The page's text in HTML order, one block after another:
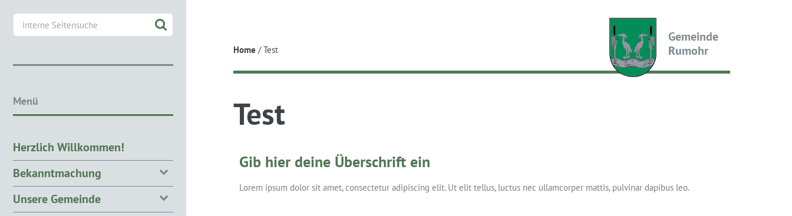
Home /Test
Gemeinde
Rumohr
Test
Gib hier deine Überschrift ein
Lorem ipsum dolor sit amet, consectetur adipiscing elit. Ut elit tellus, luctus nec ullamcorper mattis, pulvinar dapibus leo.
Menü
Herzlich Willkommen!
Bekanntmachung
Unsere Gemeinde